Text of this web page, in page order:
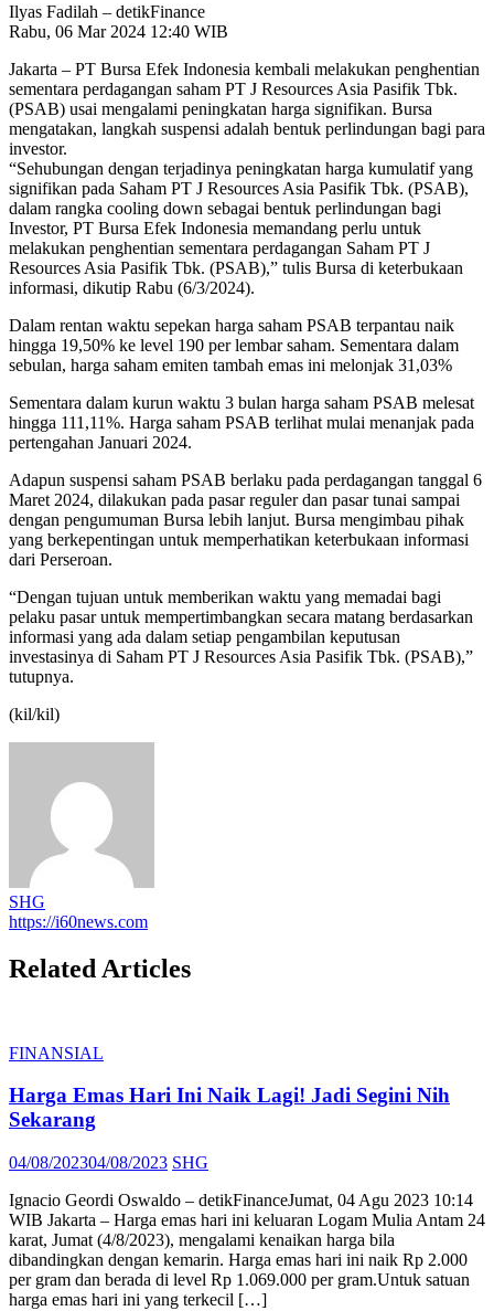
Ilyas Fadilah – detikFinance
Rabu, 06 Mar 2024 12:40 WIB
Jakarta – PT Bursa Efek Indonesia kembali melakukan penghentian
sementara perdagangan saham PT J Resources Asia Pasifik Tbk.
(PSAB) usai mengalami peningkatan harga signifikan. Bursa
mengatakan, langkah suspensi adalah bentuk perlindungan bagi para
investor.
“Sehubungan dengan terjadinya peningkatan harga kumulatif yang
signifikan pada Saham PT J Resources Asia Pasifik Tbk. (PSAB),
dalam rangka cooling down sebagai bentuk perlindungan bagi
Investor, PT Bursa Efek Indonesia memandang perlu untuk
melakukan penghentian sementara perdagangan Saham PT J
Resources Asia Pasifik Tbk. (PSAB),” tulis Bursa di keterbukaan
informasi, dikutip Rabu (6/3/2024).
Dalam rentan waktu sepekan harga saham PSAB terpantau naik
hingga 19,50% ke level 190 per lembar saham. Sementara dalam
sebulan, harga saham emiten tambah emas ini melonjak 31,03%
Sementara dalam kurun waktu 3 bulan harga saham PSAB melesat
hingga 111,11%. Harga saham PSAB terlihat mulai menanjak pada
pertengahan Januari 2024.
Adapun suspensi saham PSAB berlaku pada perdagangan tanggal 6
Maret 2024, dilakukan pada pasar reguler dan pasar tunai sampai
dengan pengumuman Bursa lebih lanjut. Bursa mengimbau pihak
yang berkepentingan untuk memperhatikan keterbukaan informasi
dari Perseroan.
“Dengan tujuan untuk memberikan waktu yang memadai bagi
pelaku pasar untuk mempertimbangkan secara matang berdasarkan
informasi yang ada dalam setiap pengambilan keputusan
investasinya di Saham PT J Resources Asia Pasifik Tbk. (PSAB),”
tutupnya.
(kil/kil)
SHG
https://i60news.com
Related Articles
FINANSIAL
Harga Emas Hari Ini Naik Lagi! Jadi Segini Nih
Sekarang
Posted
04/08/202304/08/2023 Author
SHG
Ignacio Geordi Oswaldo – detikFinanceJumat, 04 Agu 2023 10:14
WIB Jakarta – Harga emas hari ini keluaran Logam Mulia Antam 24
karat, Jumat (4/8/2023), mengalami kenaikan harga bila
dibandingkan dengan kemarin. Harga emas hari ini naik Rp 2.000
per gram dan berada di level Rp 1.069.000 per gram.Untuk satuan
harga emas hari ini yang terkecil […]